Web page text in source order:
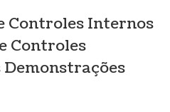
Controles Internos
Controles